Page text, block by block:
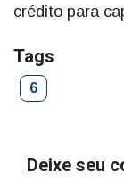
crédito para
Tags
6
Deixe seu